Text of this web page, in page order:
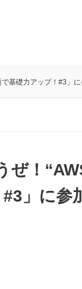
基礎力アップ！#3」
ぜ！
」に参